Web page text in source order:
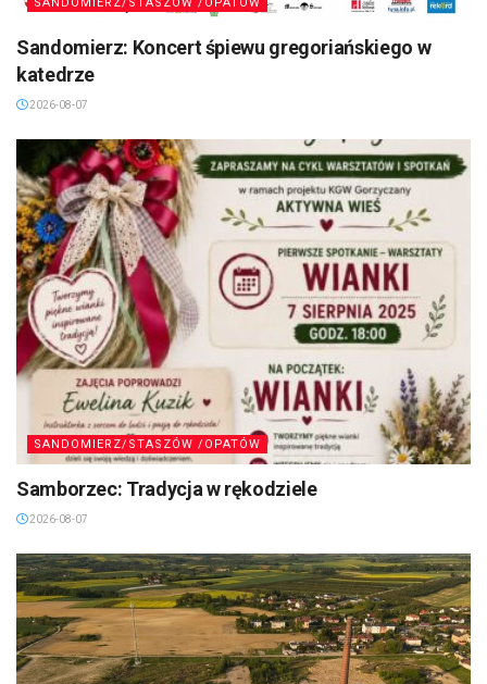
Sandomierz: Koncert śpiewu gregoriańskiego w
katedrze
2026-08-07
SANDOMIERZ/STASZÓW /OPATÓW
Samborzec: Tradycja w rękodziele
2026-08-07